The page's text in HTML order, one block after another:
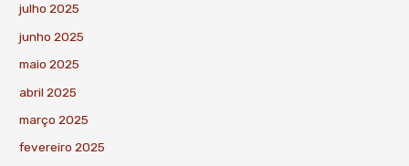
julho 2025
junho 2025
maio 2025
abril 2025
março 2025
fevereiro 2025